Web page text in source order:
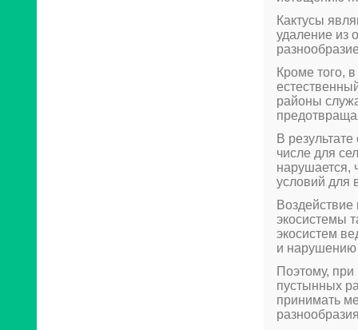
Кактусы
удаление из
Кроме того,
районы
В
числе для
нарушается,
условий для
экосистемы
экосистем
и нарушению
Поэтому,
пустынных
принимать